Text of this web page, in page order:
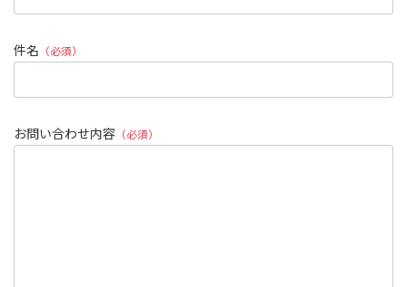
件名 （必須）
お問い合わせ内容 （必須）